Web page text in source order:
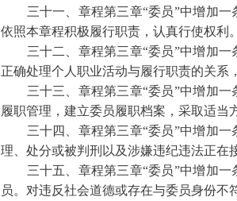
三十一、章程第三章“委员”中增加一
依照本章程积极履行职责，认真行使权利
三十二、章程第三章“委员”中增加一
正确处理个人职业活动与履行职责的关系
三十三、章程第三章“委员”中增加一
履职管理，建立委员履职档案，采取适当
三十四、章程第三章“委员”中增加一
理、处分或被判刑以及涉嫌违纪违法正在
三十五、章程第三章“委员”中增加一
员。对违反社会道德或存在与委员身份